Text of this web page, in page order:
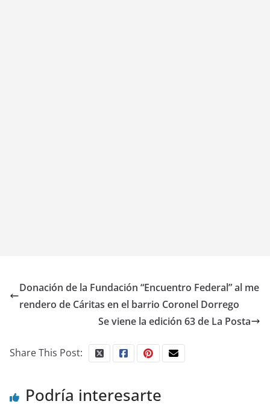
Donación de la Fundación “Encuentro Federal” al me
rendero de Cáritas en el barrio Coronel Dorrego
Se viene la edición 63 de La Posta
Share This Post:
Podría interesarte